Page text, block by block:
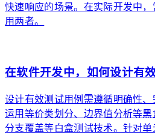
快速响应的场景。在实际开发中
用两者。
在软件开发中，如何设计有
设计有效测试用例需遵循明确性、
运用等价类划分、边界值分析等黑
分支覆盖等白盒测试技术。针对